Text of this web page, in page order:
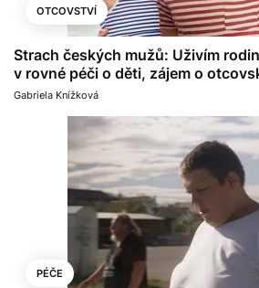
OTCOVSTVÍ
Strach českých mužů: Uživím
v rovné péči o děti, zájem o
Gabriela Knížková
PÉČE